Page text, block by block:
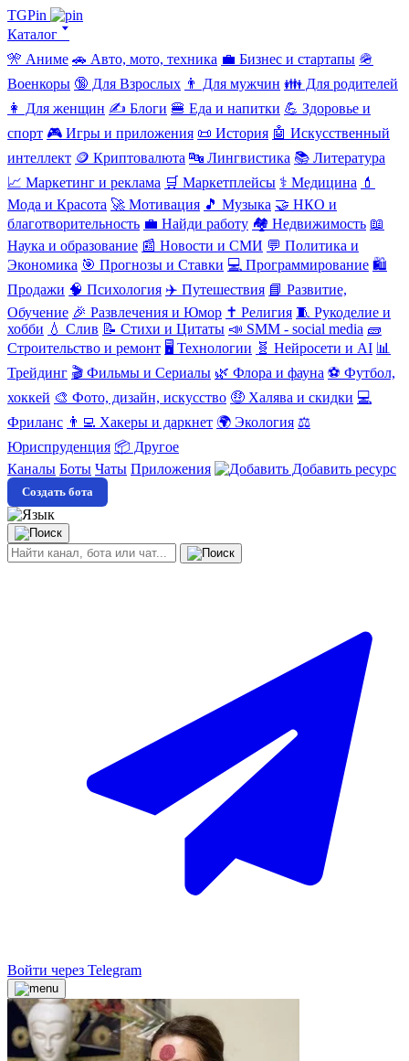
TGPin
Каталог 🢓
🎌 Аниме 🚗 Авто, мото, техника 💼 Бизнес и стартапы 🪖
Военкоры 🔞 Для Взрослых 👨 Для мужчин 👪 Для родителей
👩 Для женщин ✍️ Блоги 🍔 Еда и напитки 💪 Здоровье и
спорт 🎮 Игры и приложения 📜 История 🤖 Искусственный
интеллект 🪙 Криптовалюта 🔤 Лингвистика 📚 Литература
📈 Маркетинг и реклама 🛒 Маркетплейсы ⚕️ Медицина 💄
Мода и Красота 🚀 Мотивация 🎵 Музыка 🤝 НКО и
благотворительность 💼 Найди работу 🏘️ Недвижимость 📖
Наука и образование 📰 Новости и СМИ 💬 Политика и
Экономика 🎯 Прогнозы и Ставки 💻 Программирование 🛍️
Продажи 🧠 Психология ✈️ Путешествия 📘 Развитие,
Обучение 🎉 Развлечения и Юмор ✝️ Религия 🧵 Рукоделие и
хобби 💧 Слив 📝 Стихи и Цитаты 📣 SMM - social media 🧱
Строительство и ремонт 🖥️ Технологии 🧬 Нейросети и AI 📊
Трейдинг 🎬 Фильмы и Сериалы 🌿 Флора и фауна ⚽ Футбол,
хоккей 🎨 Фото, дизайн, искусство 🤑 Халява и скидки 💻
Фриланс 👨‍💻 Хакеры и даркнет 🌍 Экология ⚖️
Юриспруденция 📦 Другое
Каналы Боты Чаты Приложения Добавить ресурс
Создать бота
Войти через Telegram